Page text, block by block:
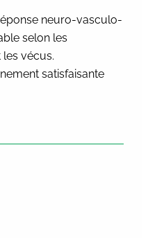
neuro-vasculo-
selon les
vécus.
satisfaisante